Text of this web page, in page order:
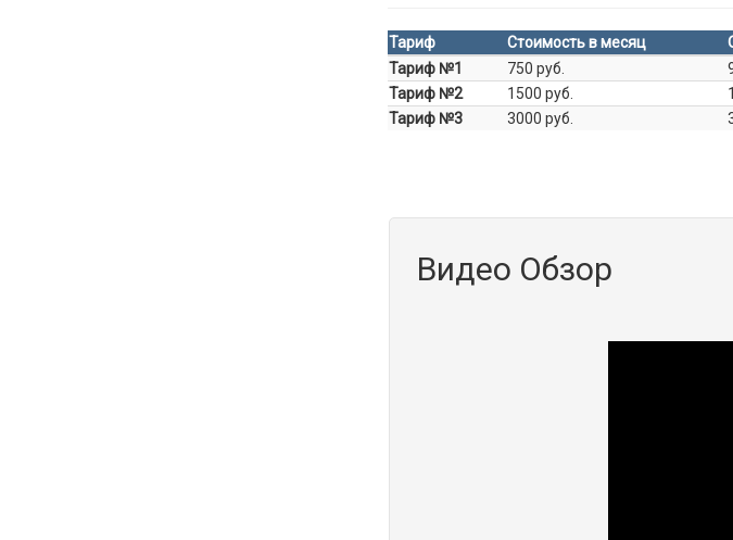
Тариф Стоимость в месяц
Тариф №1
750 руб.
Тариф №2
1500 руб.
Тариф №3
3000 руб.
Видео Обзор